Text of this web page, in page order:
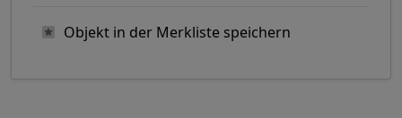
Objekt in der Merkliste speichern